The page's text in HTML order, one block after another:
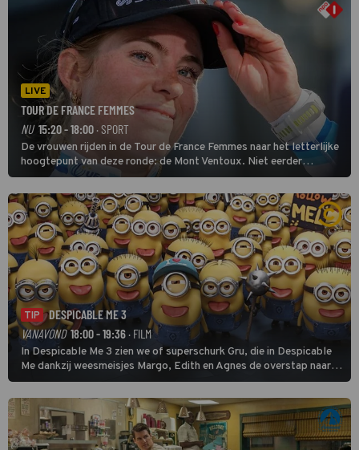
LIVE
TOUR DE FRANCE FEMMES
NU 15:20 - 18:00 · SPORT
De vrouwen rijden in de Tour de France Femmes naar het letterlijke
hoogtepunt van deze ronde: de Mont Ventoux. Niet eerder
finishten de vrouwen voor deze koers op deze kale col uit de
buitencategorie. De aanloop naar de slotklim is vlak.
TIP
DESPICABLE ME 3
VANAVOND 18:00 - 19:36· FILM
In Despicable Me 3 zien we of superschurk Gru, die in Despicable
Me dankzij weesmeisjes Margo, Edith en Agnes de overstap naar
het rechte pad maakte, ook op dat pad weet te blijven.